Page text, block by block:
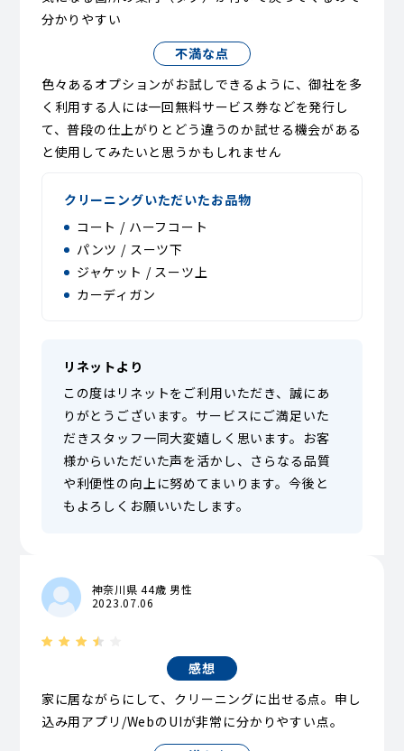
分かりやすい
不満な点
色々あるオプションがお試しできるように、御社を多
く利用する人には一回無料サービス券などを発行し
て、普段の仕上がりとどう違うのか試せる機会がある
と使用してみたいと思うかもしれません
クリーニングいただいたお品物
コート / ハーフコート
パンツ / スーツ下
ジャケット / スーツ上
カーディガン
リネットより
この度はリネットをご利用いただき、誠にあ
りがとうございます。サービスにご満足いた
だきスタッフ一同大変嬉しく思います。お客
様からいただいた声を活かし、さらなる品質
や利便性の向上に努めてまいります。今後と
もよろしくお願いいたします。
神奈川県 44歳 男性
2023.07.06
感想
家に居ながらにして、クリーニングに出せる点。申し
込み用アプリ/WebのUIが非常に分かりやすい点。